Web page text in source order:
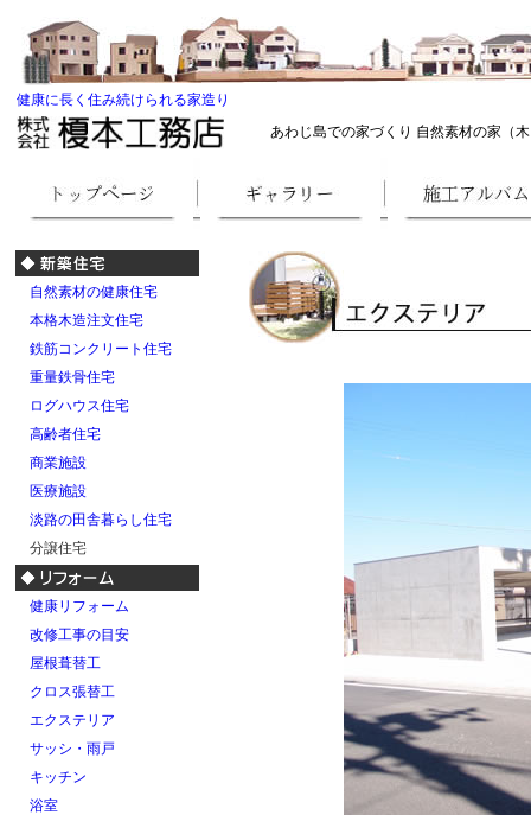
健康に長く住み続けられる家造り
あわじ島での家づくり 自然素材の家（木
自然素材の健康住宅
本格木造注文住宅
鉄筋コンクリート住宅
重量鉄骨住宅
ログハウス住宅
高齢者住宅
商業施設
医療施設
淡路の田舎暮らし住宅
分譲住宅
健康リフォーム
改修工事の目安
屋根葺替工
クロス張替工
エクステリア
サッシ・雨戸
キッチン
浴室